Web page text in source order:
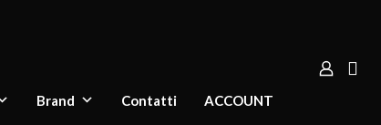
Brand Contatti ACCOUNT